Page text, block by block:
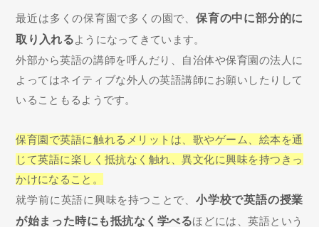
最近は多くの保育園で多くの園で、 保育の中に部分的に
取り入れるようになってきています。
外部から英語の講師を呼んだり、自治体や保育園の法人に
よってはネイティブな外人の英語講師にお願いしたりして
いることもるようです。
保育園で英語に触れるメリットは、歌やゲーム、絵本を通
じて英語に楽しく抵抗なく触れ、異文化に興味を持つきっ
かけになること。
就学前に英語に興味を持つことで、 小学校で英語の授業
が始まった時にも抵抗なく学べるほどには、英語という